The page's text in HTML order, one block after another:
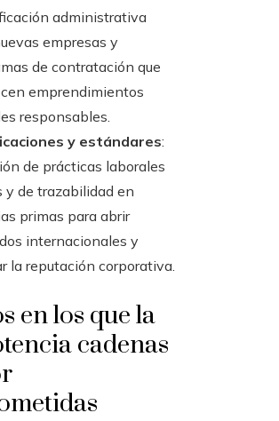
administrativa
empresas y
de contratación que
emprendimientos
responsables.
y estándares:
de prácticas laborales
y de trazabilidad en
primas para abrir
internacionales y
la reputación corporativa.
en los que la
cadenas